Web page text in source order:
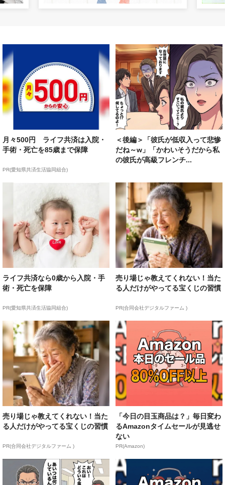
月々500円 ライフ共済は入院・
手術・死亡を85歳まで保障
PR(愛知県共済生活協同組合)
＜後編＞「彼氏が低収入って悲惨
だね～w」「かわいそうだから私
の彼氏が高級フレンチ...
ライフ共済なら0歳から入院・手
術・死亡を保障
PR(愛知県共済生活協同組合)
売り場じゃ教えてくれない！当た
る人だけがやってる宝くじの習慣
PR(合同会社デジタルファーム )
売り場じゃ教えてくれない！当た
る人だけがやってる宝くじの習慣
PR(合同会社デジタルファーム )
「今日の目玉商品は？」毎日変わ
るAmazonタイムセールが見逃せ
ない
PR(Amazon)